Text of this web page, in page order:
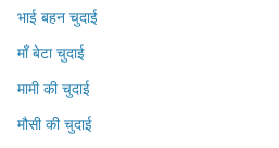
भाई बहन चुदाई
माँ बेटा चुदाई
मामी की चुदाई
मौसी की चुदाई